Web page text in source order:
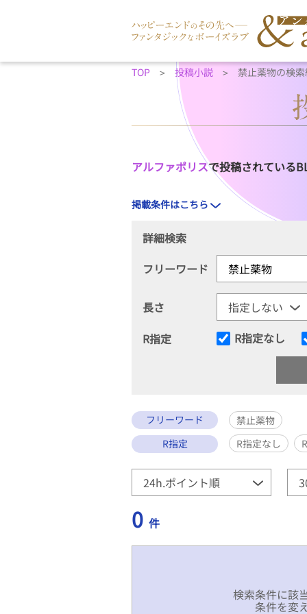
TOP 投稿小説 禁止薬物の検
アルファポリスで投稿されている
掲載条件はこちら
詳細検索
フリーワード
長さ
R指定
R指定なし
フリーワード
禁止薬物
R指定
R指定なし
0 件
検索条件に該
条件を変